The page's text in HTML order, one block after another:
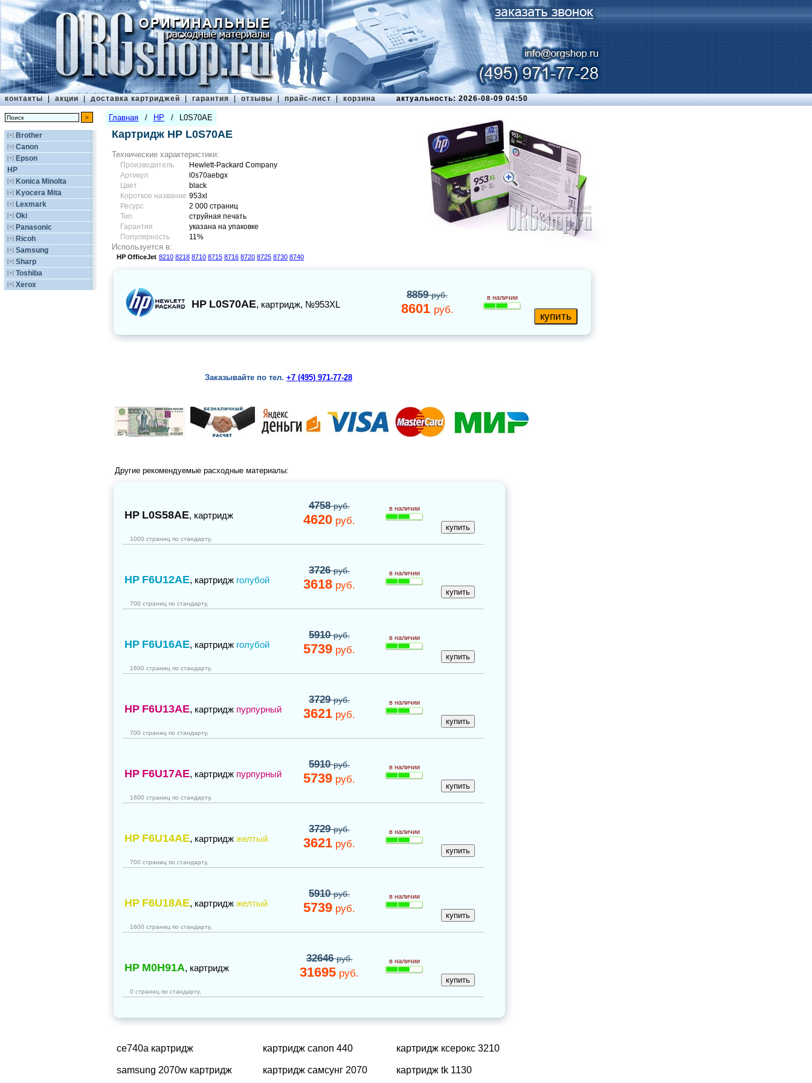
контакты | акции | доставка картриджей | гарантия | отзывы | прайс-лист | корзина актуальность: 2026-08-09 04:50
[+] Brother
[+] Canon
[+] Epson
HP
[+] Konica Minolta
[+] Kyocera Mita
[+] Lexmark
[+] Oki
[+] Panasonic
[+] Ricoh
[+] Samsung
[+] Sharp
[+] Toshiba
[+] Xerox
Главная / HP / L0S70AE
Картридж HP L0S70AE
Технические характеристики:
Производитель
Hewlett-Packard Company
Артикул
l0s70aebgx
Цвет
black
Короткое название 953xl
Ресурс
2 000 страниц
Тип
струйная печать
Гарантия
указана на упаковке
Популярность
11%
Используется в:
HP OfficeJet 8210 8218 8710 8715 8716 8720 8725 8730 8740
HP L0S70AE, картридж, №953XL
8859руб.
8601 руб.
в наличии
Заказывайте по тел. +7 (495) 971-77-28
Другие рекомендуемые расходные материалы:
HP L0S58AE, картридж
4758руб.
4620 руб.
в наличии
1000 страниц по стандарту,
HP F6U12AE, картридж голубой
3726руб.
3618 руб.
в наличии
700 страниц по стандарту,
HP F6U16AE, картридж голубой
5910руб.
5739 руб.
в наличии
1600 страниц по стандарту,
HP F6U13AE, картридж пурпурный
3729руб.
3621 руб.
в наличии
700 страниц по стандарту,
HP F6U17AE, картридж пурпурный
5910руб.
5739 руб.
в наличии
1600 страниц по стандарту,
HP F6U14AE, картридж желтый
3729руб.
3621 руб.
в наличии
700 страниц по стандарту,
HP F6U18AE, картридж желтый
5910руб.
5739 руб.
в наличии
1600 страниц по стандарту,
HP M0H91A, картридж
32646руб.
31695 руб.
в наличии
0 страниц по стандарту,
ce740a картридж картридж canon 440 картридж ксерокс 3210
samsung 2070w картридж картридж самсунг 2070 картридж tk 1130